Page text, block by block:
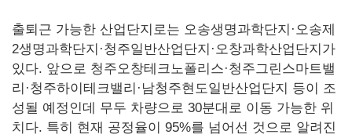
출퇴근 가능한 산업단지로는 오송생명과학단지·오송제
2생명과학단지·청주일반산업단지·오창과학산업단지가
있다. 앞으로 청주오창테크노폴리스·청주그린스마트밸
리·청주하이테크밸리·남청주현도일반산업단지 등이 조
성될 예정인데 무두 차량으로 30분대로 이동 가능한 위
치다. 특히 현재 공정율이 95%를 넘어선 것으로 알려진